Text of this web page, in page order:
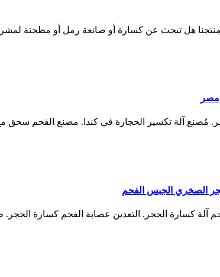
هل تبحث عن كسارة أو صانعة رمل أو مطحنة
الصخري الجبس الفحم
كسارة الحجر. التعدين عصابة الفحم كسارة الحجر.